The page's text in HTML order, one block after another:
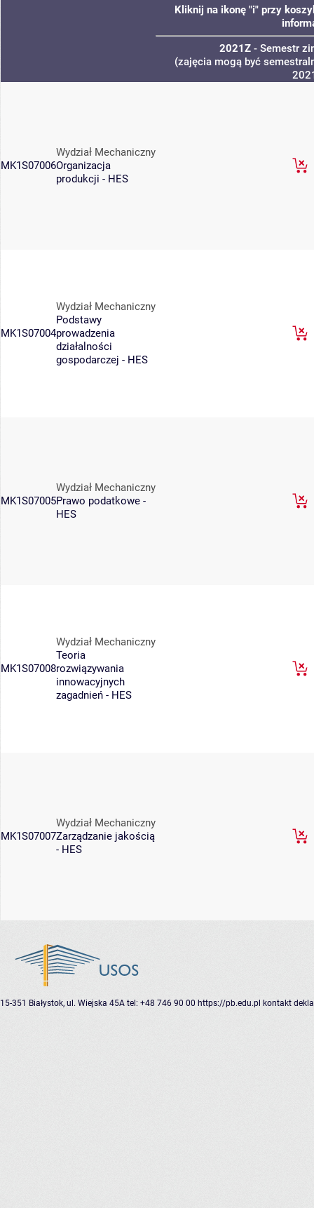
Kliknij na ikonę "i" przy
2021Z - Semestr
(zajęcia mogą być
MK1S07006
Wydział Mechaniczny
Organizacja
produkcji - HES
MK1S07004
Wydział Mechaniczny
Podstawy
prowadzenia
działalności
gospodarczej - HES
MK1S07005
Wydział Mechaniczny
Prawo podatkowe -
HES
MK1S07008
Wydział Mechaniczny
Teoria
rozwiązywania
innowacyjnych
zagadnień - HES
MK1S07007
Wydział Mechaniczny
Zarządzanie jakością
- HES
15-351 Białystok, ul. Wiejska 45A tel: +48 746 90 00 https://pb.edu.pl kontakt